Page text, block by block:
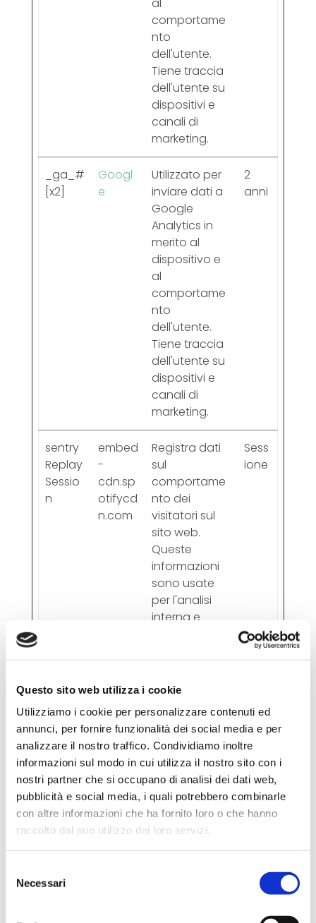
Questo sito web utilizza i cookie
Utilizziamo i cookie per personalizzare contenuti ed
annunci, per fornire funzionalità dei social media e per
analizzare il nostro traffico. Condividiamo inoltre
informazioni sul modo in cui utilizza il nostro sito con i
nostri partner che si occupano di analisi dei dati web,
pubblicità e social media, i quali potrebbero combinarle
con altre informazioni che ha fornito loro o che hanno
raccolto dal suo utilizzo dei loro servizi.
delNecessari
al
comportame
nto
dell'utente.
Tiene traccia
dell'utente su
dispositivi e
canali di
marketing.
_ga_#
[x2]
Googl
e
Utilizzato per
inviare dati a
Google
Analytics in
merito al
dispositivo e
al
comportame
nto
dell'utente.
Tiene traccia
dell'utente su
dispositivi e
canali di
marketing.
2
anni
sentry
Replay
Sessio
n
embed
-
cdn.sp
otifycd
n.com
Registra dati
sul
comportame
nto dei
visitatori sul
sito web.
Queste
informazioni
sono usate
per l'analisi
interna e
Sess
ione
Marketing (17)
I cookie di marketing vengono utilizzati per
tracciare i visitatori sui siti web. La finalità è
quella di presentare annunci pubblicitari
che siano rilevanti e coinvolgenti per il
singolo utente e quindi di maggior valore
per editori e inserzionisti di terze parti.
Nome
Durata
massima